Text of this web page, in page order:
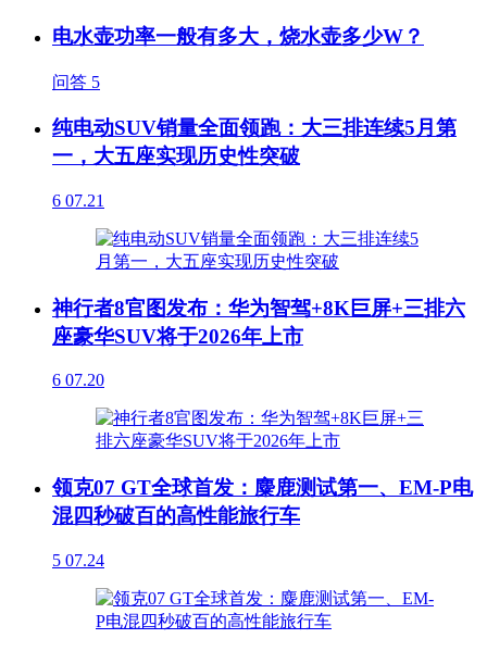
电水壶功率一般有多大，烧水壶多少W？
问答 5
纯电动SUV销量全面领跑：大三排连续5月第
一，大五座实现历史性突破
6 07.21
神行者8官图发布：华为智驾+8K巨屏+三排六
座豪华SUV将于2026年上市
6 07.20
领克07 GT全球首发：麋鹿测试第一、EM-P电
混四秒破百的高性能旅行车
5 07.24